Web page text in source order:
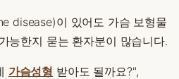
disease)이 있어도 가슴 보형물
능한지 묻는 환자분이 많습니다.
가슴성형 받아도 될까요?",